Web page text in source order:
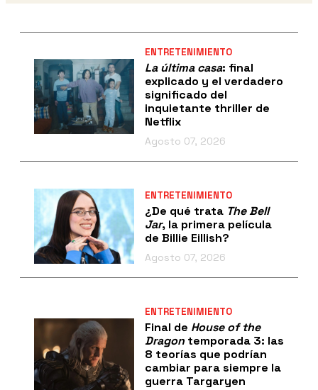
ENTRETENIMIENTO
La última casa: final
explicado y el verdadero
significado del
inquietante thriller de
Netflix
Agosto 07, 2026
ENTRETENIMIENTO
¿De qué trata The Bell
Jar, la primera película
de Billie Eillish?
Agosto 07, 2026
ENTRETENIMIENTO
Final de House of the
Dragontemporada 3: las
8 teorías que podrían
cambiar para siempre la
guerra Targaryen